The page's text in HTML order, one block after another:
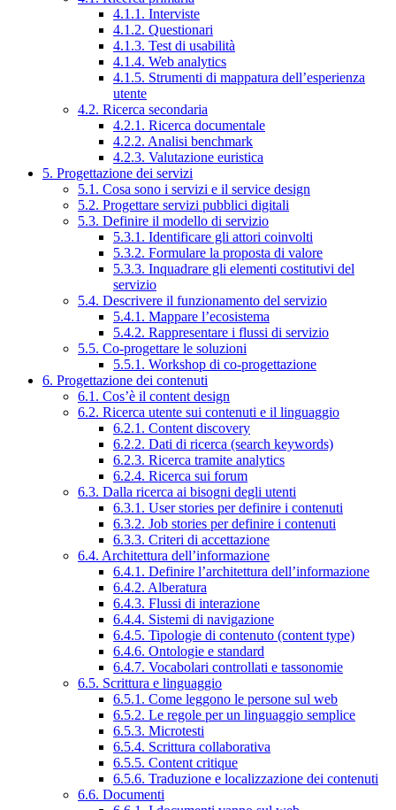
4.1.1. Interviste
4.1.2. Questionari
4.1.3. Test di usabilità
4.1.4. Web analytics
4.1.5. Strumenti di mappatura dell’esperienza
utente
4.2. Ricerca secondaria
4.2.1. Ricerca documentale
4.2.2. Analisi benchmark
4.2.3. Valutazione euristica
5. Progettazione dei servizi
5.1. Cosa sono i servizi e il service design
5.2. Progettare servizi pubblici digitali
5.3. Definire il modello di servizio
5.3.1. Identificare gli attori coinvolti
5.3.2. Formulare la proposta di valore
5.3.3. Inquadrare gli elementi costitutivi del
servizio
5.4. Descrivere il funzionamento del servizio
5.4.1. Mappare l’ecosistema
5.4.2. Rappresentare i flussi di servizio
5.5. Co-progettare le soluzioni
5.5.1. Workshop di co-progettazione
6. Progettazione dei contenuti
6.1. Cos’è il content design
6.2. Ricerca utente sui contenuti e il linguaggio
6.2.1. Content discovery
6.2.2. Dati di ricerca (search keywords)
6.2.3. Ricerca tramite analytics
6.2.4. Ricerca sui forum
6.3. Dalla ricerca ai bisogni degli utenti
6.3.1. User stories per definire i contenuti
6.3.2. Job stories per definire i contenuti
6.3.3. Criteri di accettazione
6.4. Architettura dell’informazione
6.4.1. Definire l’architettura dell’informazione
6.4.2. Alberatura
6.4.3. Flussi di interazione
6.4.4. Sistemi di navigazione
6.4.5. Tipologie di contenuto (content type)
6.4.6. Ontologie e standard
6.4.7. Vocabolari controllati e tassonomie
6.5. Scrittura e linguaggio
6.5.1. Come leggono le persone sul web
6.5.2. Le regole per un linguaggio semplice
6.5.3. Microtesti
6.5.4. Scrittura collaborativa
6.5.5. Content critique
6.5.6. Traduzione e localizzazione dei contenuti
6.6. Documenti